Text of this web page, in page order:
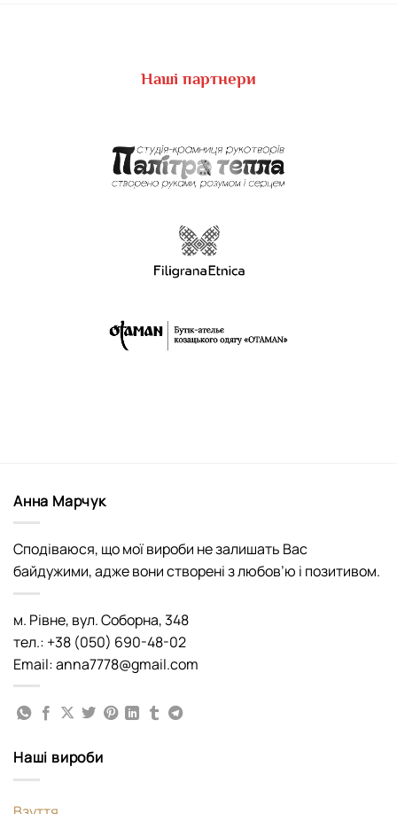
Наші партнери
Анна Марчук
Сподіваюся, що мої вироби не залишать Вас
байдужими, адже вони створені з любов’ю і позитивом.
м. Рівне, вул. Соборна, 348
тел.: +38 (050) 690-48-02
Email: anna7778@gmail.com
Наші вироби